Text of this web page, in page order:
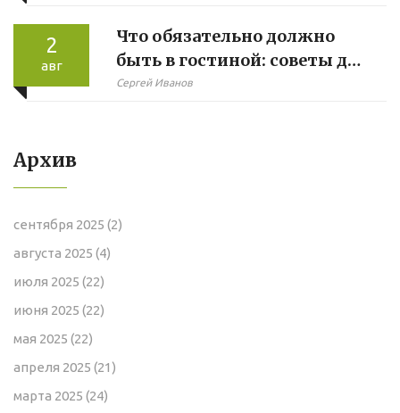
2
авг
Что обязательно должно
быть в гостиной: советы для
уюта и функциональности
Сергей Иванов
Архив
сентября 2025 (2)
августа 2025 (4)
июля 2025 (22)
июня 2025 (22)
мая 2025 (22)
апреля 2025 (21)
марта 2025 (24)